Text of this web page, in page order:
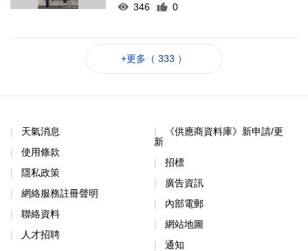
346
0
+更多（ 333 ）
天氣消息
使用條款
隱私政策
網絡服務註冊聲明
聯絡資料
人才招聘
《供應商資料庫》新申請/更
新
招標
廣告資訊
內部電郵
網站地圖
通知